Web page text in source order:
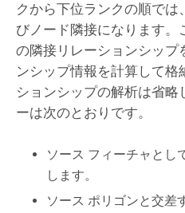
クから下位ランクの順では
びノード隣接になります。
の隣接リレーションシップ
ンシップ情報を計算して
ションシップの解析は省略
ーは次のとおりです。
ソース フィーチャとし
します。
ソース ポリゴンと交差